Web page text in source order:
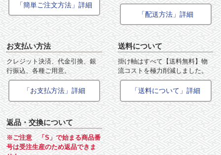
「簡単ご注文方法」詳細
「配送方法」詳細
お支払い方法
クレジット決済、代金引換、銀
行振込、各種ご用意。
「お支払方法」詳細
送料について
掛け軸はすべて【送料無料】物
流コストを極力削減しました。
「送料について」詳細
返品・交換について
※ご注意 「S」で始まる商品番
号は受注生産のため返品できま